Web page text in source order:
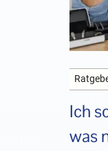
Ich
was